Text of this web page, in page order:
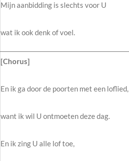
Mijn aanbidding is slechts voor U
wat ik ook denk of voel.
[Chorus]
En ik ga door de poorten met een loflied,
want ik wil U ontmoeten deze dag.
En ik zing U alle lof toe,